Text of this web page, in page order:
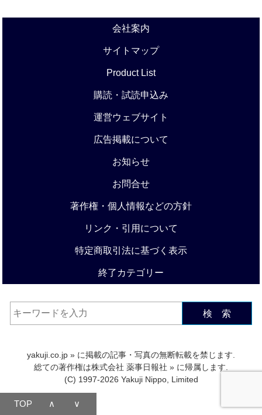
会社案内
サイトマップ
Product List
購読・試読申込み
運営ウェブサイト
広告掲載について
お知らせ
お問合せ
著作権・個人情報などの方針
リンク・引用について
特定商取引法に基づく表示
終了カテゴリー
検 索
yakuji.co.jp » に掲載の記事・写真の無断転載を禁じます.
総ての著作権は株式会社 薬事日報社 » に帰属します.
(C) 1997-2026 Yakuji Nippo, Limited
TOP ∧ ∨